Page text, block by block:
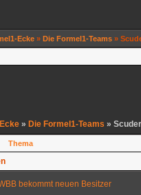
Ecke » Die Formel1-Teams »
» Die Formel1-Teams »
Thema
bekommt neuen Besitzer